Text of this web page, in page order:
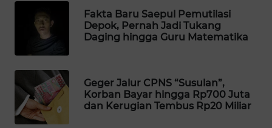
Fakta Baru Saepul Pemutilasi
Depok, Pernah Jadi Tukang
Daging hingga Guru Matematika
Geger Jalur CPNS “Susulan”,
Korban Bayar hingga Rp700 Juta
dan Kerugian Tembus Rp20 Miliar
WAHANA
DESA
LAPAK
WAHANA
Wahana